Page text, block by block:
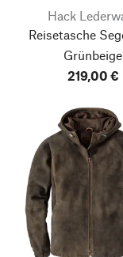
Hack
Reisetasche
Grünbeige
219,00 €